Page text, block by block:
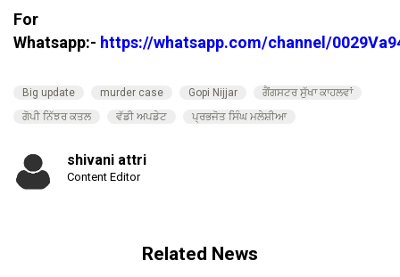
For
Whatsapp:- https://whatsapp.com/channel/
Big update murder case Gopi Nijjar
ਗੈਂਗਸਟਰ ਸੁੱਖਾ ਕਾਹਲਵਾਂ
ਗੋਪੀ ਨਿੱਝਰ ਕਤਲ
ਵੱਡੀ ਅਪਡੇਟ ਪ੍ਰਭਜੋਤ ਸਿੰਘ ਮਲੇਸ਼ੀਆ
shivani attri
Content Editor
Related News